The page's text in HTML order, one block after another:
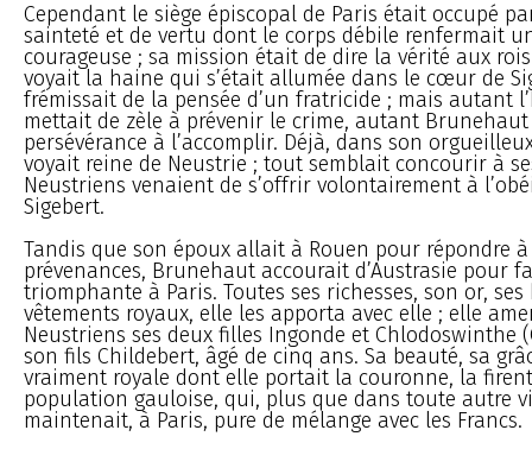
Cependant le siège épiscopal de Paris était occupé
sainteté et de vertu dont le corps débile renfermait
courageuse ; sa mission était de dire la vérité aux
voyait la haine qui s’était allumée dans le cœur de
frémissait de la pensée d’un fratricide ; mais autant
mettait de zèle à prévenir le crime, autant
persévérance à l’accomplir. Déjà, dans son
voyait reine de Neustrie ; tout semblait concourir à
Neustriens venaient de s’offrir volontairement à
Sigebert.
Tandis que son époux allait à Rouen pour répondre
prévenances, Brunehaut accourait d’Austrasie pour
triomphante à Paris. Toutes ses richesses, son or, ses
vêtements royaux, elle les apporta avec elle ; elle
Neustriens ses deux filles Ingonde et Chlodoswinthe
son fils Childebert, âgé de cinq ans. Sa beauté, sa
vraiment royale dont elle portait la couronne, la
population gauloise, qui, plus que dans toute autre
maintenait, à Paris, pure de mélange avec les Francs.